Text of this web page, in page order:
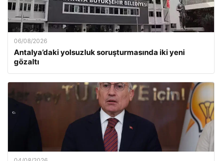
06/08/2026
Antalya’daki yolsuzluk soruşturmasında iki yeni
gözaltı